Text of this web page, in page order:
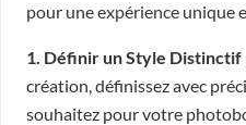
pour une expérience unique
1. Définir un Style Distinctif
création, définissez avec
souhaitez pour votre